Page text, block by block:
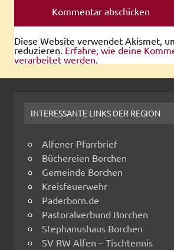
Diese Website verwendet Akismet,
reduzieren. Erfahre, wie deine
verarbeitet werden.
INTERESSANTE LINKS DER REGION
Alfener Pfarrbrief
Büchereien Borchen
Gemeinde Borchen
Kreisfeuerwehr
Paderborn.de
Pastoralverbund Borchen
Stephanushaus Borchen
SV RW Alfen – Tischtennis